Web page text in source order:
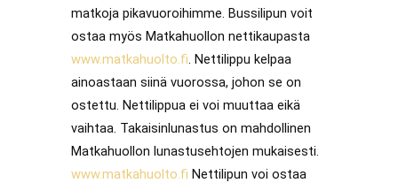
matkoja pikavuoroihimme. Bussilipun voit
ostaa myös Matkahuollon nettikaupasta
www.matkahuolto.fi. Nettilippu kelpaa
ainoastaan siinä vuorossa, johon se on
ostettu. Nettilippua ei voi muuttaa eikä
vaihtaa. Takaisinlunastus on mahdollinen
Matkahuollon lunastusehtojen mukaisesti.
www.matkahuolto.fi Nettilipun voi ostaa